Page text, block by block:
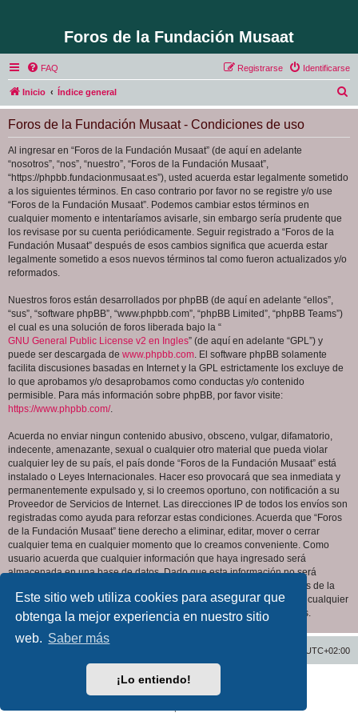
Este sitio web utiliza cookies para asegurar que
obtenga la mejor experiencia en nuestro sitio
web. Saber más
¡Lo entiendo!
Foros de la Fundación Musaat
FAQ Identificarse
Registrarse
Inicio Índice general
u
Foros de la Fundación Musaat - Condiciones de uso
Al ingresar en “Foros de la Fundación Musaat” (de aquí en adelante
“nosotros”, “nos”, “nuestro”, “Foros de la Fundación Musaat”,
“https://phpbb.fundacionmusaat.es”), usted acuerda estar legalmente sometido
a los siguientes términos. En caso contrario por favor no se registre y/o use
“Foros de la Fundación Musaat”. Podemos cambiar estos términos en
cualquier momento e intentaríamos avisarle, sin embargo sería prudente que
los revisase por su cuenta periódicamente. Seguir registrado a “Foros de la
Fundación Musaat” después de esos cambios significa que acuerda estar
legalmente sometido a esos nuevos términos tal como fueron actualizados y/o
reformados.
Nuestros foros están desarrollados por phpBB (de aquí en adelante “ellos”,
“sus”, “software phpBB”, “www.phpbb.com”, “phpBB Limited”, “phpBB Teams”)
el cual es una solución de foros liberada bajo la “
GNU General Public License v2 en Ingles” (de aquí en adelante “GPL”) y
puede ser descargada de www.phpbb.com. El software phpBB solamente
facilita discusiones basadas en Internet y la GPL estrictamente los excluye de
lo que aprobamos y/o desaprobamos como conductas y/o contenido
permisible. Para más información sobre phpBB, por favor visite:
https://www.phpbb.com/.
Acuerda no enviar ningun contenido abusivo, obsceno, vulgar, difamatorio,
indecente, amenazante, sexual o cualquier otro material que pueda violar
cualquier ley de su país, el país donde “Foros de la Fundación Musaat” está
instalado o Leyes Internacionales. Hacer eso provocará que sea inmediata y
permanentemente expulsado y, si lo creemos oportuno, con notificación a su
Proveedor de Servicios de Internet. Las direcciones IP de todos los envíos son
registradas como ayuda para reforzar estas condiciones. Acuerda que “Foros
de la Fundación Musaat” tiene derecho a eliminar, editar, mover o cerrar
cualquier tema en cualquier momento que lo creamos conveniente. Como
usuario acuerda que cualquier información que haya ingresado será
almacenada en una base de datos. Dado que esta información no será
compartida con ninguna tercera parte sin su consentimiento, ni “Foros de la
Fundación Musaat” ni phpBB podrán considerarse responsables por cualquier
intento de hacking que conlleve a que los datos sean comprometidos.
UTC+02:00
Desarrollado porphpBB® Forum Software © phpBB Limited
phpBB España